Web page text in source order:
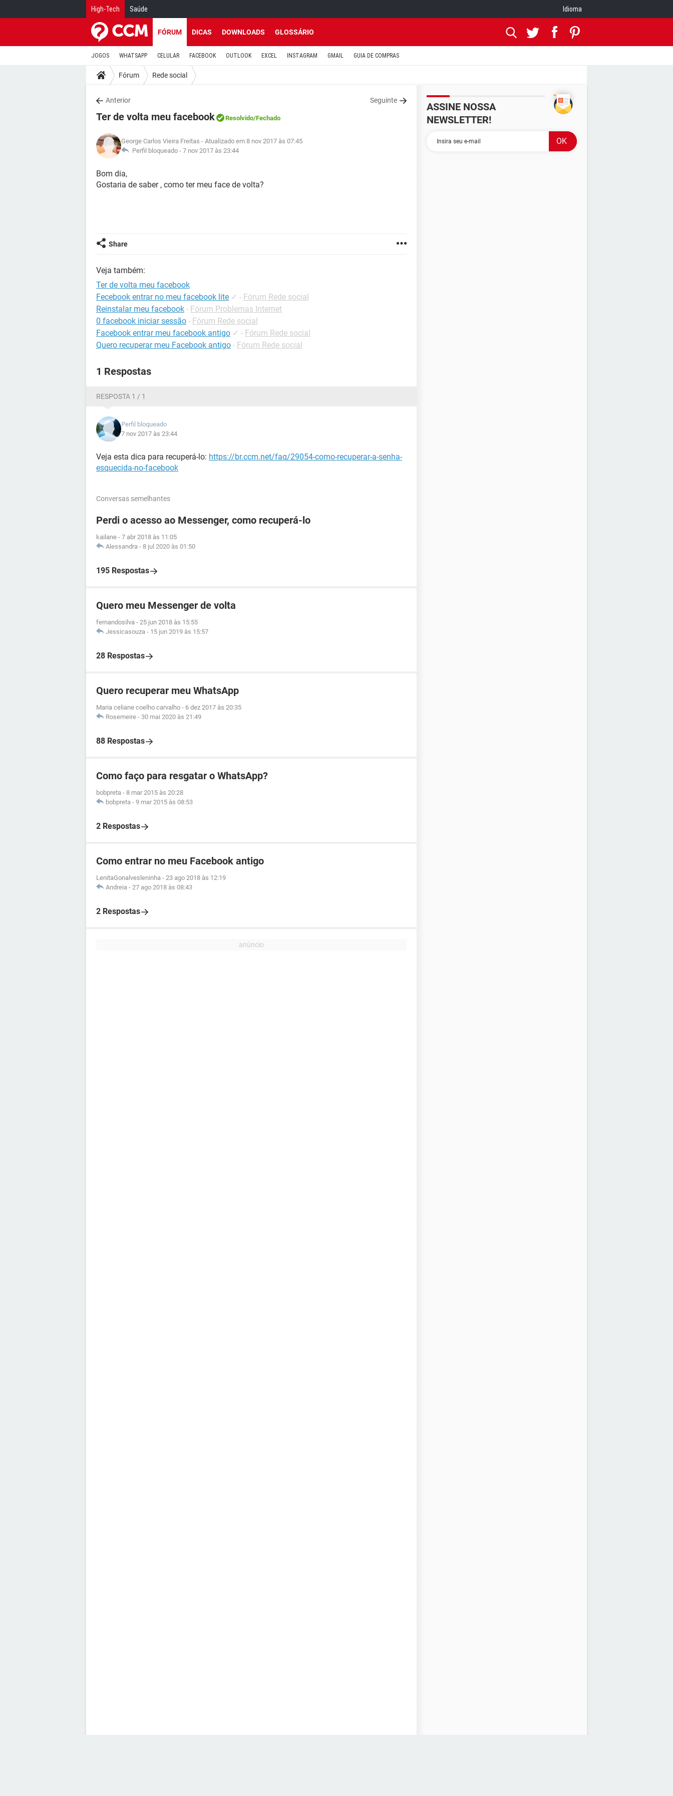
High-Tech Saúde Idioma
FÓRUM DICAS DOWNLOADS GLOSSÁRIO
JOGOS WHATSAPP CELULAR FACEBOOK OUTLOOK EXCEL INSTAGRAM GMAIL GUIA DE COMPRAS
Fórum Rede social
Anterior Seguinte
Ter de volta meu facebook Resolvido/Fechado
George Carlos Vieira Freitas - Atualizado em 8 nov 2017 às 07:45
Perfil bloqueado - 7 nov 2017 às 23:44
Bom dia,
Gostaria de saber , como ter meu face de volta?
Share
Veja também:
Ter de volta meu facebook
Fecebook entrar no meu facebook lite ✓ - Fórum Rede social
Reinstalar meu facebook - Fórum Problemas Internet
0 facebook iniciar sessão - Fórum Rede social
Facebook entrar meu facebook antigo ✓ - Fórum Rede social
Quero recuperar meu Facebook antigo - Fórum Rede social
1 Respostas
RESPOSTA 1 / 1
Perfil bloqueado
7 nov 2017 às 23:44
Veja esta dica para recuperá-lo: https://br.ccm.net/faq/29054-como-recuperar-a-senha-
esquecida-no-facebook
Conversas semelhantes
Perdi o acesso ao Messenger, como recuperá-lo
kailane - 7 abr 2018 às 11:05
Alessandra - 8 jul 2020 às 01:50
195 Respostas
Quero meu Messenger de volta
fernandosilva - 25 jun 2018 às 15:55
Jessicasouza - 15 jun 2019 às 15:57
28 Respostas
Quero recuperar meu WhatsApp
Maria celiane coelho carvalho - 6 dez 2017 às 20:35
Rosemeire - 30 mai 2020 às 21:49
88 Respostas
Como faço para resgatar o WhatsApp?
bobpreta - 8 mar 2015 às 20:28
bobpreta - 9 mar 2015 às 08:53
2 Respostas
Como entrar no meu Facebook antigo
LenitaGonalvesleninha - 23 ago 2018 às 12:19
Andreia - 27 ago 2018 às 08:43
2 Respostas
ASSINE NOSSA
NEWSLETTER!